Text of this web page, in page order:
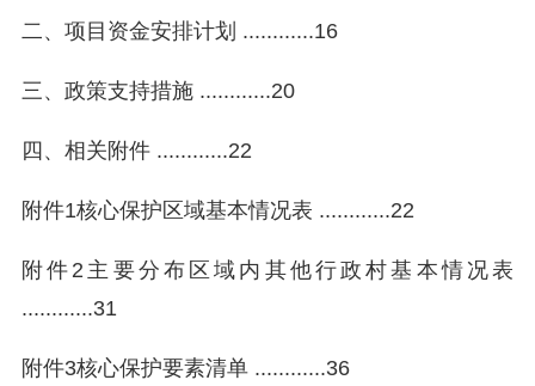
二、项目资金安排计划 ............16
三、政策支持措施 ............20
四、相关附件 ............22
附件1核心保护区域基本情况表 ............22
附件2主要分布区域内其他行政村基本情况表
............31
附件3核心保护要素清单 ............36